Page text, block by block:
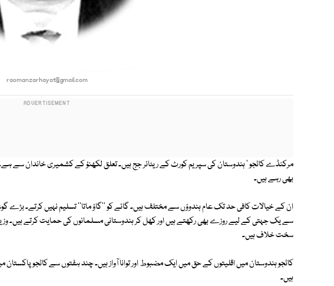
raomanzarhayat@gmail.com
مرکنڈے کاٹجو ' ہندوستان کی سپریم کورٹ کے ریٹائر جج ہیں۔ تعلق لکھنؤ کے کشمیری خاندان سے
بھی رہے ہیں۔
ان کے خیالات کافی حد تک عام ہندوؤں سے مختلف ہیں۔ گائے کو ''گاؤ ماتا'' تسلیم نہیں کرتے۔ بڑے
سے یک جہتی کے لیے روزے بھی رکھتے ہیں اور کھل کر ہندوستانی مسلمانوں کی حمایت کرتے ہیں۔
سخت خلاف ہیں۔
کاٹجو ہندوستان میں اقلیتوں کے حق میں ایک مضبوط اور توانا آواز ہیں۔ چند ہفتوں سے کاٹجو
ہیں۔